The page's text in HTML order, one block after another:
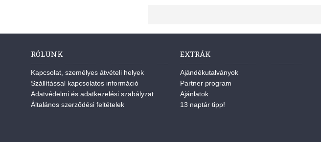
RÓLUNK
Kapcsolat, személyes átvételi helyek
Szállítással kapcsolatos információ
Adatvédelmi és adatkezelési szabályzat
Általános szerződési feltételek
EXTRÁK
Ajándékutalványok
Partner program
Ajánlatok
13 naptár tipp!